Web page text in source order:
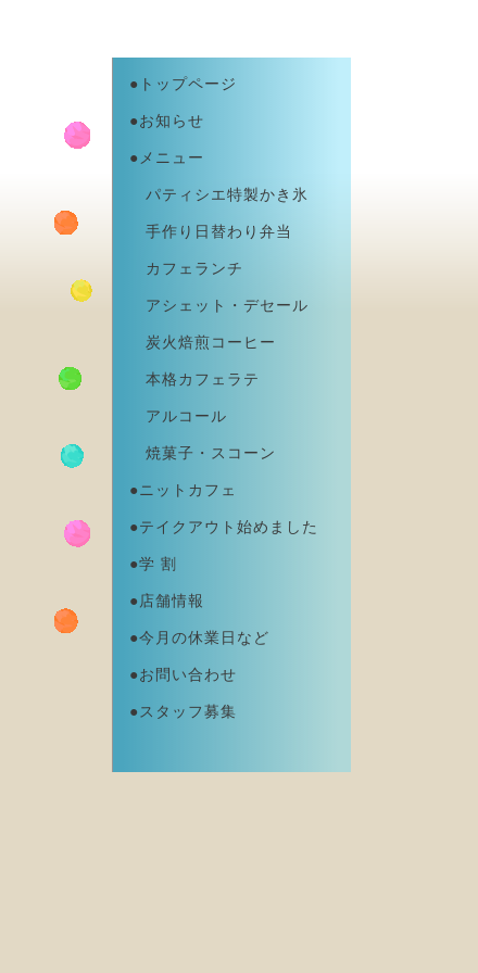
●トップページ
●お知らせ
●メニュー
パティシエ特製かき氷
手作り日替わり弁当
カフェランチ
アシェット・デセール
炭火焙煎コーヒー
本格カフェラテ
アルコール
焼菓子・スコーン
●ニットカフェ
●テイクアウト始めました
●学 割
●店舗情報
●今月の休業日など
●お問い合わせ
●スタッフ募集